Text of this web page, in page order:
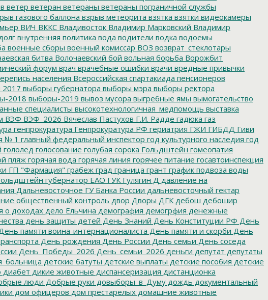
ветер ветеран ветераны ветераны пограничной службы
газового баллона взрыв метеорита взятка взятки видеокамеры
ВИЧ ВККС Владивосток Владимир Марковский Владимир
внутренняя политика вода водители водка водоемы
военные сборы военный комиссар ВОЗ возврат_стеклотары
битва Волочаевский бой вольная борьба Ворожбит
форум врач врачебные ошибки врачи вредные привычки
населения Всероссийская спартакиада пенсионеров
выборы губернатора выборы мэра выборы ректора
2018 выборы-2019 вывоз мусора выгребные ямы вымогательство
специалисты высокотехнологичная_медпомощь выставка
ВЭФ ВЭФ_2026 Вячеслав Пастухов Г.И. Радде гадюка газ
генпрокуратура Генпрокуратура РФ гериатрия ГЖИ ГИБДД Гиви
№ 1 главный федеральный инспектор год культурного наследия год
гололед голосование голубая сорока Гольдштейн гомеопатия
пляж горячая вода горячая линия горячее питание госавтоинспекция
ГП "Фармация" грабеж град граница грант график подвоза воды
губернатор ЕАО ГУК Гулягин Д давление на
Дальневосточное ГУ Банка России дальневосточный гектар
общественный контроль двор Дворы ДГК дебош дебошир
о доходах дело Ельчина демография демогрфия денежные
день защиты детей День Знаний День Конституции РФ День
памяти воина-интернационалиста День памяти и скорби День
День рождения День России День семьи День соседа
День_Победы_2026 День_семьи_2026 деньги депутат депутаты
детские батуты детские выплаты детские пособия детские
диабет дикие животные диспансеризация дистанционка
люди Добрые руки довыборы_в_Думу дождь документальный
дом офицеров дом престарелых домашние животные